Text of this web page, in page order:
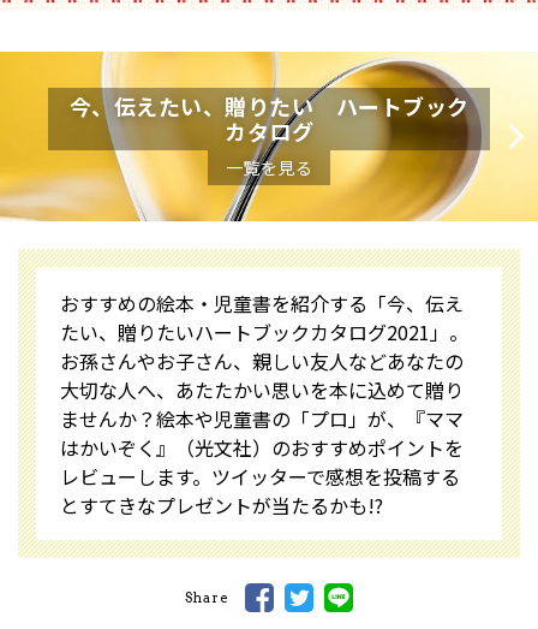
今、伝えたい、贈りたい ハートブック
カタログ
一覧を見る
おすすめの絵本・児童書を紹介する「今、伝え
たい、贈りたいハートブックカタログ2021」。
お孫さんやお子さん、親しい友人などあなたの
大切な人へ、あたたかい思いを本に込めて贈り
ませんか？絵本や児童書の「プロ」が、『ママ
はかいぞく』（光文社）のおすすめポイントを
レビューします。ツイッターで感想を投稿する
とすてきなプレゼントが当たるかも!?
Share